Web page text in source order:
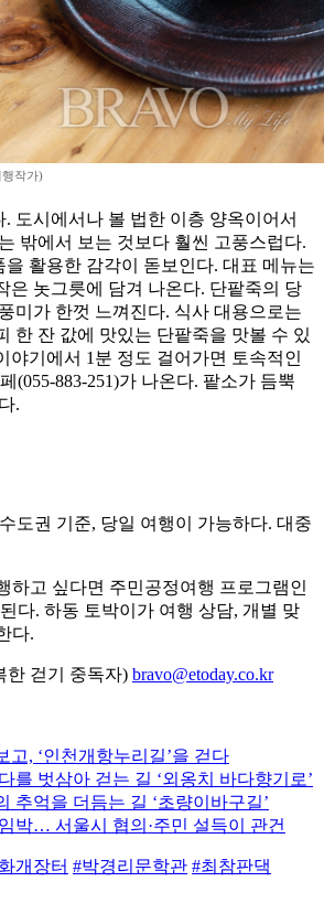
작가)
도시에서나 볼 법한 이층 양옥이어서
밖에서 보는 것보다 훨씬 고풍스럽다.
활용한 감각이 돋보인다. 대표 메뉴는
은 놋그릇에 담겨 나온다. 단팥죽의 당
미가 한껏 느껴진다. 식사 대용으로는
한 잔 값에 맛있는 단팥죽을 맛볼 수 있
야기에서 1분 정도 걸어가면 토속적인
(055-883-251)가 나온다. 팥소가 듬뿍
.
도권 기준, 당일 여행이 가능하다. 대중
하고 싶다면 주민공정여행 프로그램인
다. 하동 토박이가 여행 상담, 개별 맞
다.
한 걷기 중독자) bravo@etoday.co.kr
고, ‘인천개항누리길’을 걷다
를 벗삼아 걷는 길 ‘외옹치 바다향기로’
추억을 더듬는 길 ‘초량이바구길’
박… 서울시 협의·주민 설득이 관건
개장터 #박경리문학관 #최참판댁